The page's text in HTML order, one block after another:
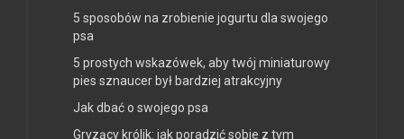
5 sposobów na zrobienie jogurtu dla swojego
psa
5 prostych wskazówek, aby twój miniaturowy
pies sznaucer był bardziej atrakcyjny
Jak dbać o swojego psa
Gryzący królik: jak poradzić sobie z tym